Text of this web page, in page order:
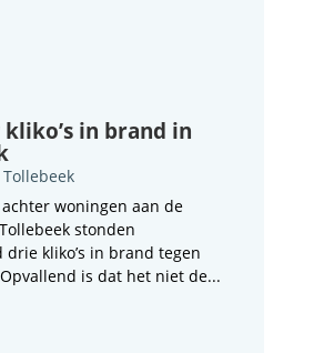
in brand in
Tollebeek
woningen aan de
stonden
drie kliko’s in brand tegen
is dat het niet de...